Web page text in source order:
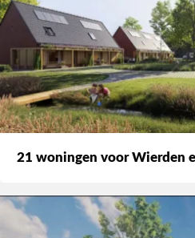
21 woningen voor Wierden